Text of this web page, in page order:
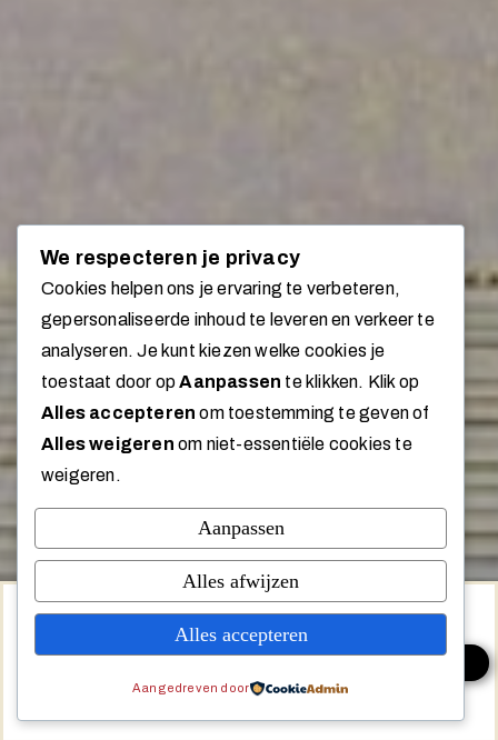
We respecteren je privacy
Cookies helpen ons je ervaring te verbeteren,
gepersonaliseerde inhoud te leveren en verkeer te
analyseren. Je kunt kiezen welke cookies je
toestaat door opAanpassen te klikken. Klik op
Alles accepteren om toestemming te geven of
Alles weigeren om niet-essentiële cookies te
weigeren.
Aanpassen
Alles afwijzen
Alles accepteren
Aangedreven door
cookies. Door op 'Accepteren' te
klikken, ga je akkoord met het
gebruik van alle cookies op deze